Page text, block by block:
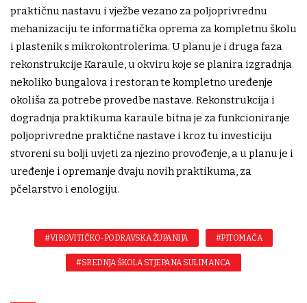
praktičnu nastavu i vježbe vezano za poljoprivrednu
mehanizaciju te informatička oprema za kompletnu školu
i plastenik s mikrokontrolerima. U planu je i druga faza
rekonstrukcije Karaule, u okviru koje se planira izgradnja
nekoliko bungalova i restoran te kompletno uređenje
okoliša za potrebe provedbe nastave. Rekonstrukcija i
dogradnja praktikuma karaule bitna je za funkcioniranje
poljoprivredne praktične nastave i kroz tu investiciju
stvoreni su bolji uvjeti za njezino provođenje, a u planu je i
uređenje i opremanje dvaju novih praktikuma, za
pčelarstvo i enologiju.
#VIROVITIČKO-PODRAVSKA ŽUPANIJA #PITOMAČA
#SREDNJA ŠKOLA STJEPANA SULIMANCA